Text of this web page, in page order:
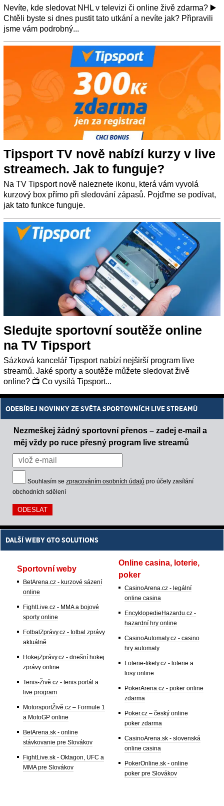
Nevíte, kde sledovat NHL v televizi či online živě zdarma? ▶️
Chtěli byste si dnes pustit tato utkání a nevíte jak? Připravili
jsme vám podrobný...
Tipsport TV nově nabízí kurzy v live
streamech. Jak to funguje?
Na TV Tipsport nově naleznete ikonu, která vám vyvolá
kurzový box přímo při sledování zápasů. Pojďme se podívat,
jak tato funkce funguje.
Sledujte sportovní soutěže online
na TV Tipsport
Sázková kancelář Tipsport nabízí nejširší program live
streamů. Jaké sporty a soutěže můžete sledovat živě
online? 📺 Co vysílá Tipsport...
ODEBÍREJ NOVINKY ZE SVĚTA SPORTOVNÍCH LIVE STREAMŮ
Nezmeškej žádný sportovní přenos – zadej e-mail a
měj vždy po ruce přesný program live streamů
Souhlasím se zpracováním osobních údajů pro účely zasílání
obchodních sdělení
DALŠÍ WEBY GTO SOLUTIONS
Sportovní weby
BetArena.cz - kurzové sázení
online
FightLive.cz - MMA a bojové
sporty online
FotbalZprávy.cz - fotbal zprávy
aktuálně
HokejZprávy.cz - dnešní hokej
zprávy online
Tenis-Živě.cz - tenis portál a
live program
MotorsportŽivě.cz – Formule 1
a MotoGP online
BetArena.sk - online
stávkovanie pre Slovákov
FightLive.sk - Oktagon, UFC a
MMA pre Slovákov
Online casina, loterie,
poker
CasinoArena.cz - legální
online casina
EncyklopedieHazardu.cz -
hazardní hry online
CasinoAutomaty.cz - casino
hry automaty
Loterie-tikety.cz - loterie a
losy online
PokerArena.cz - poker online
zdarma
Poker.cz – český online
poker zdarma
CasinoArena.sk - slovenská
online casina
PokerOnline.sk - online
poker pre Slovákov